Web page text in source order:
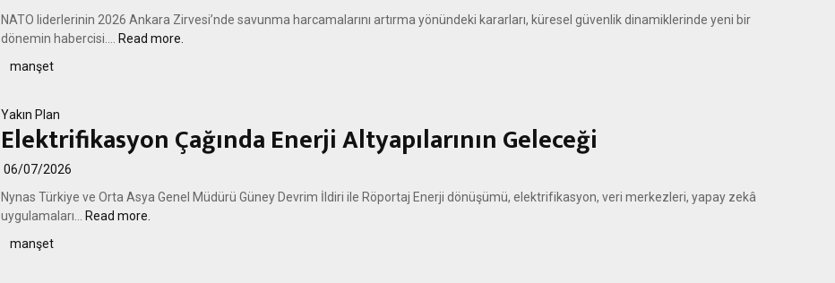
NATO liderlerinin 2026 Ankara Zirvesi’nde savunma harcamalarını artırma yönündeki kararları, küresel güvenlik dinamiklerinde yeni bir
dönemin habercisi....
Read more.
manşet
Yakın Plan
Elektrifikasyon Çağında Enerji Altyapılarının Geleceği
06/07/2026
Nynas Türkiye ve Orta Asya Genel Müdürü Güney Devrim İldiri ile Röportaj Enerji dönüşümü, elektrifikasyon, veri merkezleri, yapay zekâ
uygulamaları... Read more.
manşet